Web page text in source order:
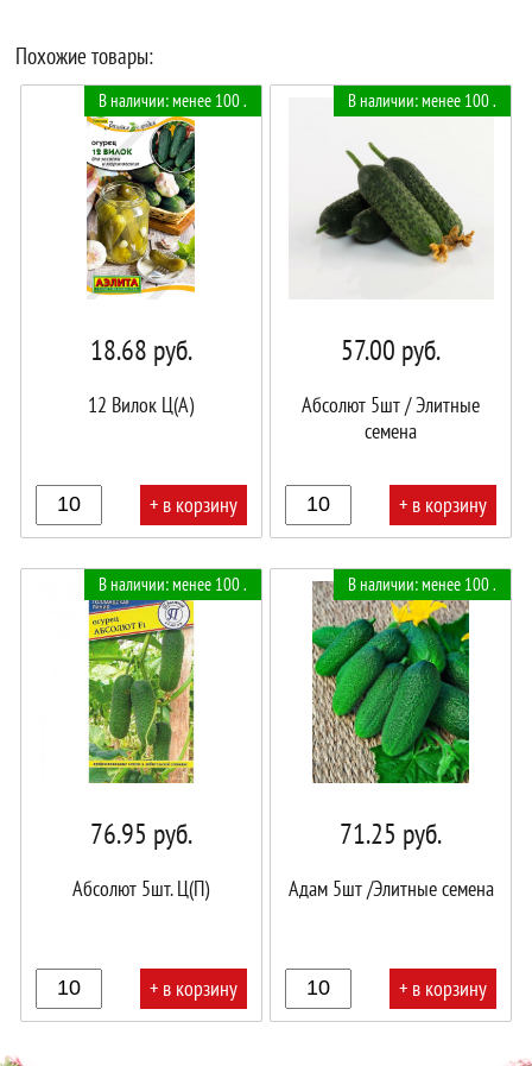
Похожие товары:
В наличии: менее 100 .
18.68 руб.
12 Вилок Ц(А)
+ в корзину
В наличии: менее 100 .
57.00 руб.
Абсолют 5шт / Элитные
семена
+ в корзину
корзине!
В наличии: менее 100 .
76.95 руб.
Абсолют 5шт. Ц(П)
+ в корзину
В наличии: менее 100 .
71.25 руб.
Адам 5шт /Элитные семена
+ в корзину